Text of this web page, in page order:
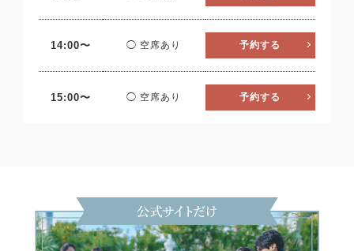
14:00〜 ◯ 空席あり 予約する
15:00〜 ◯ 空席あり 予約する